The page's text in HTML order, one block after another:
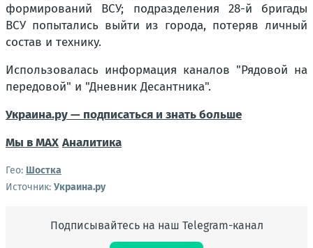
формирований ВСУ; подразделения 28-й бригады
ВСУ попытались выйти из города, потеряв личный
состав и технику.
Использовалась информация каналов "Рядовой на
передовой" и "Дневник Десантника".
Украина.ру — подписаться и знать больше
Мы в MAX Аналитика
Гео: Шостка
Источник: Украина.ру
Подписывайтесь на наш Telegram-канал